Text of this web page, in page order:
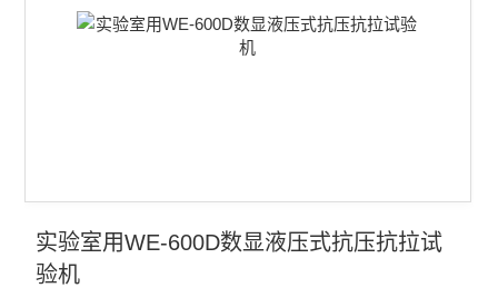
实验室用WE-600D数显液压式抗压抗拉试
验机